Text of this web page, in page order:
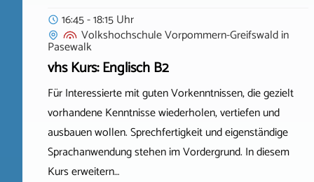
16:45 - 18:15 Uhr
Volkshochschule Vorpommern-Greifswaldin
Pasewalk
vhs Kurs: Englisch B2
Für Interessierte mit guten Vorkenntnissen, die gezielt
vorhandene Kenntnisse wiederholen, vertiefen und
ausbauen wollen. Sprechfertigkeit und eigenständige
Sprachanwendung stehen im Vordergrund. In diesem
Kurs erweitern…